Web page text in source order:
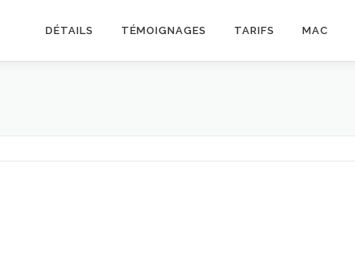
DÉTAILS TÉMOIGNAGES TARIFS MAC